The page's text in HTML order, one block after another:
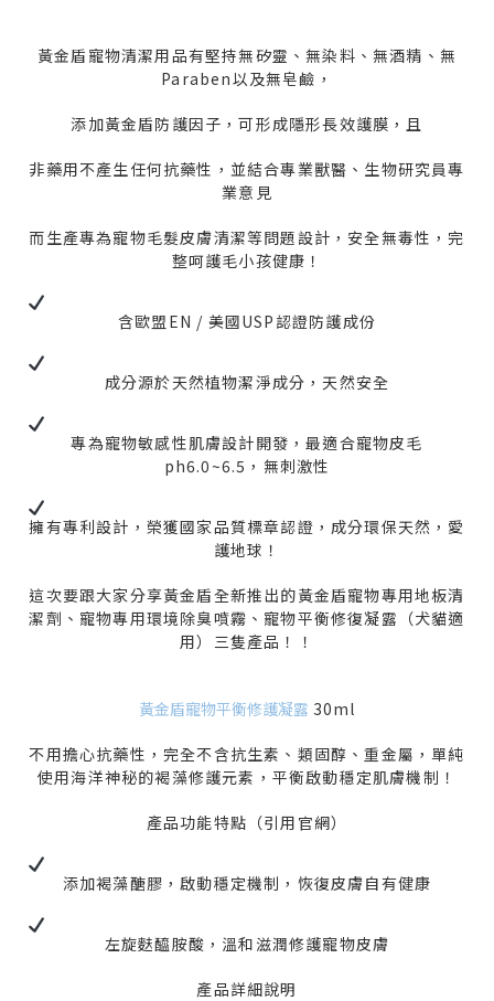
黃金盾寵物清潔用品有堅持無矽靈、無染料、無酒精、無
Paraben以及無皂鹼，
添加黃金盾防護因子，可形成隱形長效護膜，且
非藥用不產生任何抗藥性，並結合專業獸醫、生物研究員專
業意見
而生產專為寵物毛髮皮膚清潔等問題設計，安全無毒性，完
整呵護毛小孩健康！
含歐盟 EN / 美國USP 認證防護成份
成分源於天然植物潔淨成分，天然安全
專為寵物敏感性肌膚設計開發，最適合寵物皮毛
ph6.0~6.5，無刺激性
擁有專利設計，榮獲國家品質標章認證，成分環保天然，愛
護地球！
這次要跟大家分享黃金盾全新推出的黃金盾寵物專用地板清
潔劑、寵物專用環境除臭噴霧、寵物平衡修復凝露（犬貓適
用）三隻產品！！
黃金盾寵物平衡修護凝露 30ml
不用擔心抗藥性，完全不含抗生素、類固醇、重金屬，單純
使用海洋神秘的褐藻修護元素，平衡啟動穩定肌膚機制！
產品功能特點（引用官網）
添加褐藻醣膠，啟動穩定機制，恢復皮膚自有健康
左旋麩醯胺酸，溫和滋潤修護寵物皮膚
產品詳細說明